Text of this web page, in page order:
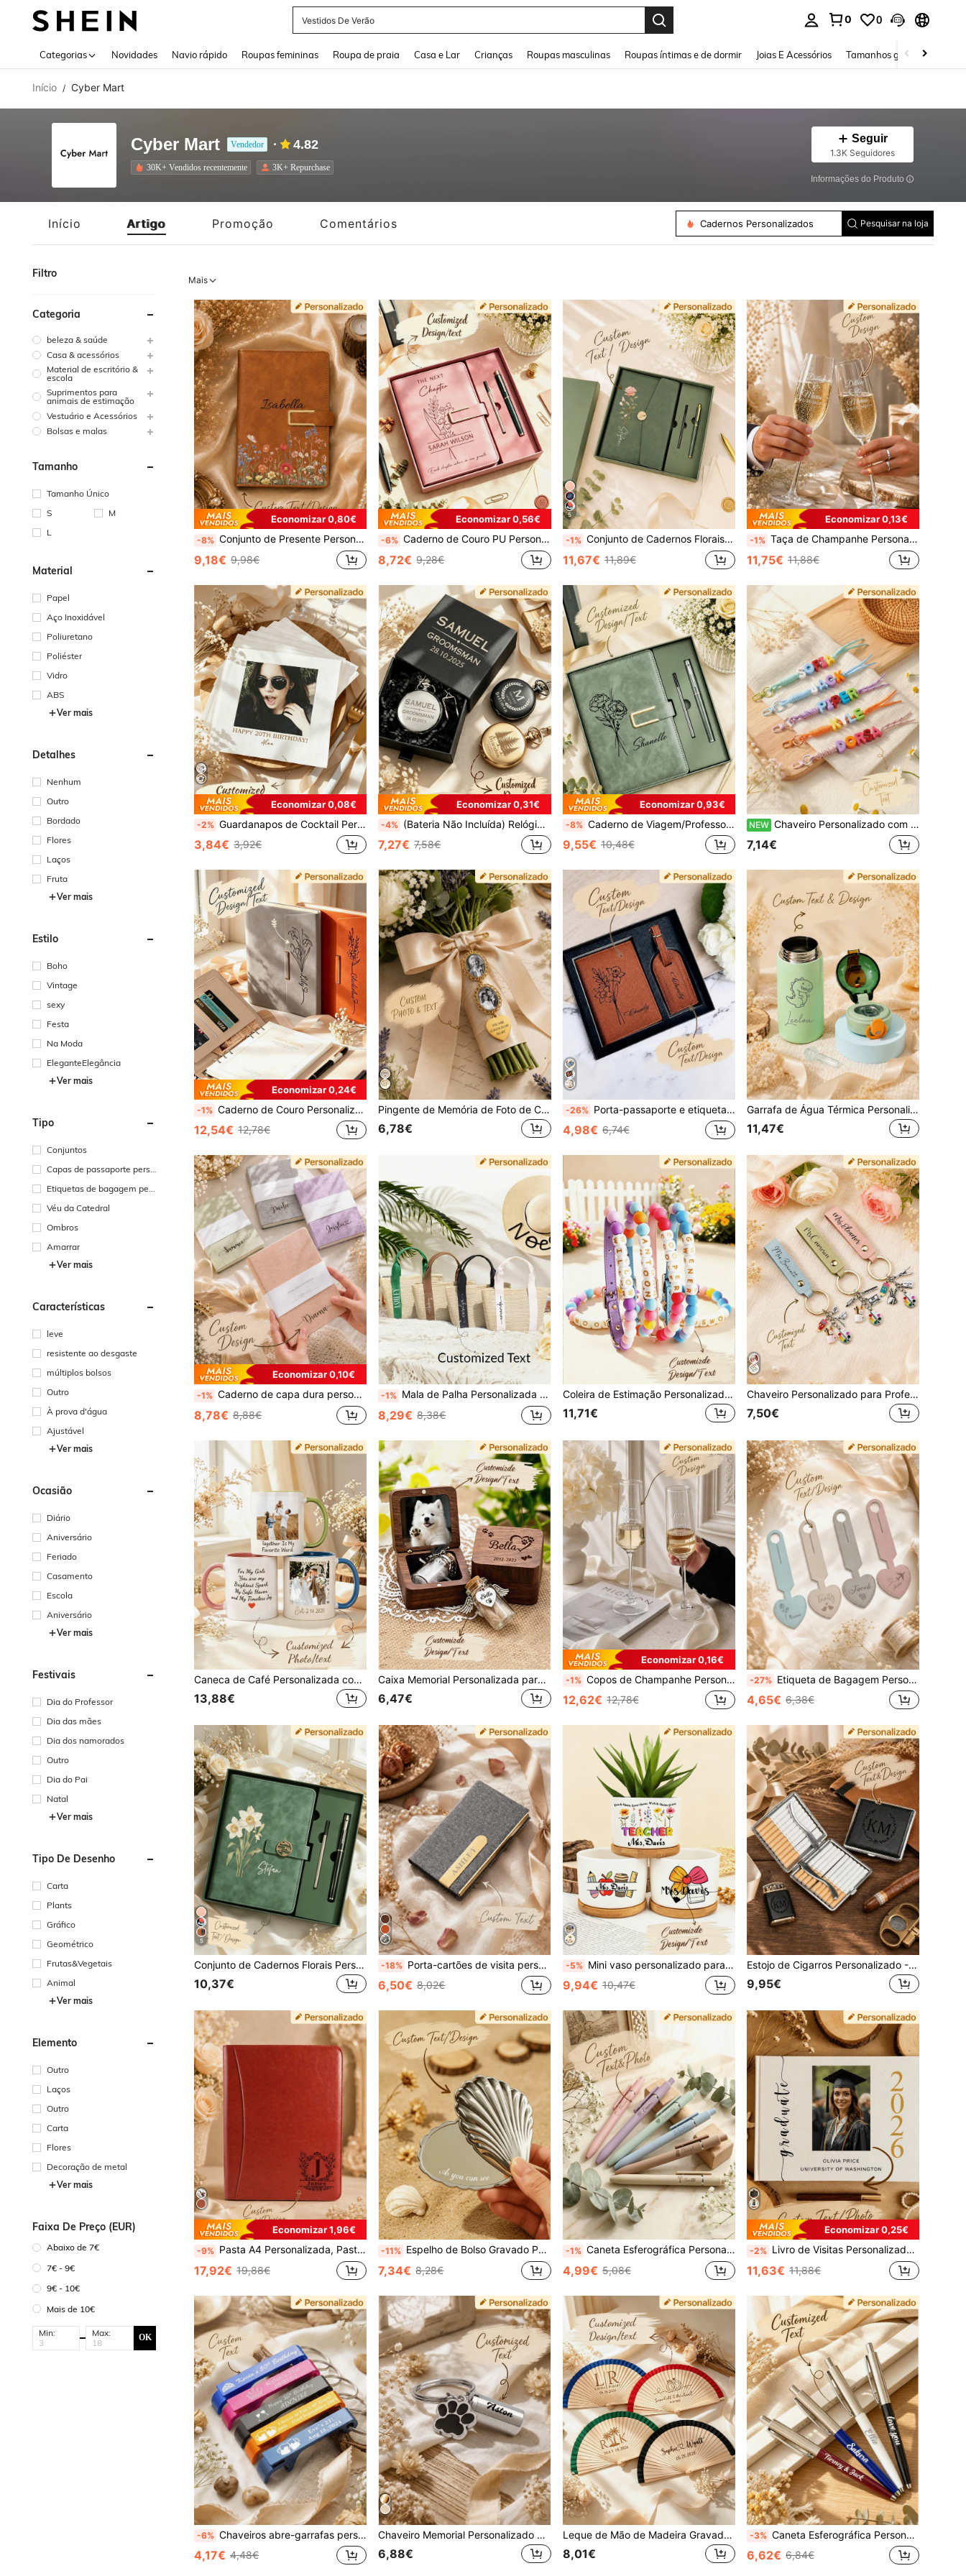
Tops
0 0
Categorias Novidades Navio rápido Roupas femininas Roupa de praia Casa e Lar Crianças Roupas masculinas Roupas íntimas e de dormir Joias E Acessórios Tamanhos grandes
Início / Cyber Mart
Cyber Mart Vendedor 4.82
30K+ Vendidos recentemente 3K+ Repurchase
Seguir
1.3K Seguidores
Informações do Produto
Início Artigo Promoção Comentários
Caixas De Joias Personalizadas
Cadernos Personalizados
Taças De Vinho Personalizadas
Pesquisar na loja
Filtro
Categoria
beleza & saúde
Casa & acessórios
Material de escritório &
escola
Suprimentos para
animais de estimação
Vestuário e Acessórios
Bolsas e malas
Tamanho
Tamanho Único
S
M
L
Material
Papel
Aço Inoxidável
Poliuretano
Poliéster
Vidro
ABS
Ver mais
Detalhes
Nenhum
Outro
Bordado
Flores
Laços
Fruta
Ver mais
Estilo
Boho
Vintage
sexy
Festa
Na Moda
EleganteElegância
Ver mais
Tipo
Conjuntos
Capas de passaporte perso
Etiquetas de bagagem pers
Véu da Catedral
Ombros
Amarrar
Ver mais
Características
leve
resistente ao desgaste
múltiplos bolsos
Outro
À prova d'água
Ajustável
Ver mais
Ocasião
Diário
Aniversário
Feriado
Casamento
Escola
Aniversário
Ver mais
Festivais
Dia do Professor
Dia das mães
Dia dos namorados
Outro
Dia do Pai
Natal
Ver mais
Tipo De Desenho
Carta
Plants
Gráfico
Geométrico
Frutas&Vegetais
Animal
Ver mais
Elemento
Outro
Laços
Outro
Carta
Flores
Decoração de metal
Ver mais
Faixa De Preço (EUR)
Abaixo de 7€
7€ - 9€
9€ - 10€
Mais de 10€
Min: Max: OK
Mais
Economizar 0,80€
-8% Conjunto de Presente Personalizado Premium com Caderno e Caneta, Conjunto de Escrita Elegante, Conjunto de Papelaria de Escritório Estiloso, Presente Ideal para Estudantes e Profissionais, Adolescentes, Estético, Presente de Formatura, Presente Atencioso, Material Escolar, Regresso às Aulas
9,18€ 9,98€
Economizar 0,56€
-6% Caderno de Couro PU Personalizado com Nome, Presente Next Chapter, Diário Personalizado para Viagens, Professor e Igreja, Capa Dura em Pele Sintética, Presente de Formatura, Dia da Mãe, Dia do Pai e Aniversário, Material Escolar, Regresso às Aulas, Multiusos, Decorativo, Estético
8,72€ 9,28€
5
-1% Conjunto de Cadernos Florais Personalizados para Aniversário, Diário com Nome Gravado Personalizado com Caneta e Caixa de Presente, Caderno A5 com Fecho de Pressão, Adequado para Mulheres, Damas de Honra, Professoras e Presentes de Formatura, Material Escolar
11,67€ 11,89€
Economizar 0,13€
-1% Taça de Champanhe Personalizada - Taça de Brinde Gravada Personalizada 1 peça/2 peças - Taça de Champanhe de Casamento para Noivo e Noiva - Presente de Aniversário para Casal, Presente Perfeito
11,75€ 11,88€
Economizar 0,08€
-2% Guardanapos de Cocktail Personalizados com Foto e Texto - Guardanapos Personalizados para Decoração de Festa de Aniversário, Adequados para Todas as Idades Guardanapos de Feliz Aniversário, Perfeitos para Mesa de Bolo, Bar de Sobremesas, Churrasco, Festa, Brunch
3,84€ 3,92€
Economizar 0,31€
-4% (Bateria Não Incluída) Relógio de Bolso Personalizado Gravado, Presente Elegante para Padrinho, Melhor Presente para Homem, Presente de Pedido de Casamento, Memorial com Corrente e Caixa de Presente, Estética de Penteadeira, Estética Dark Academia, Presente para o Dia do Pai, Presente de Aniversário
7,27€ 7,58€
Economizar 0,93€
-8% Caderno de Viagem/Professor em Pele PU com Nome Personalizado, Diário de Capa Dura, Presente de Formatura/Dia da Mãe, Material Escolar, Regresso às Aulas, Multifuncional, Moderno, Fofo, Vintage, Presente Personalizado
9,55€ 10,48€
NEW Chaveiro Personalizado com Nome Colorido, Etiqueta Personalizada para Mochila, Charmosa Bolsa com Contas Fofas, Pendente de Letra, Presente de Aniversário/Regresso às Aulas/Madrinha de Casamento/Mãe da Equipa
7,14€
Economizar 0,24€
-1% Caderno de Couro Personalizado com Nome, Conjunto de Diário A5 de Folhas Soltas Personalizado com Caneta a Combinar, Dia do Professor, Formatura, Presente de Papelaria de Escritório, Material Escolar
12,54€ 12,78€
Pingente de Memória de Foto de Casamento, Alfinete de Lembrança para Buquê de Noiva, Broche Memorial para Noivo, Recordação de Casamento de Luto, Pingente de Foto Memento
6,78€
-26% Porta-passaporte e etiqueta de bagagem personalizados, carteira de passaporte personalizada, presente, presente de viagem para ela, convite para padrinho, acessórios de viagem, artigos essenciais de viagem, bloqueio
4,98€ 6,74€
Garrafa de Água Térmica Personalizada com Desenho Animado - Copo Térmico de Aço Inoxidável com Palhinha, Gravação Personalizada, Adequado para Escola, Exterior e Uso Diário, Copo Térmico Mini Fofo com Palhinha e Tampa, Estética Minimalista
11,47€
Economizar 0,10€
-1% Caderno de capa dura personalizado com nome - Elegante caderno de linho com monograma em letra cursiva, opção de presente com texto personalizado, ideal para madrinhas, padrinhos, aniversários, formaturas e lembrancinhas de casamento, perfeito para anotações diárias, uso no escritório e na escola.
8,78€ 8,88€
-1% Mala de Palha Personalizada – Mala de Mão Trançada com Texto Personalizado, Ideal para Férias na Praia, Presentes para Madrinhas, Chá de Noiva
8,29€ 8,38€
Coleira de Estimação Personalizada com Missangas e Fivela, Coleira de Identificação Personalizada com Nome para Cão e Gato, Colar de Estimação com Missangas Adequado para Cães e Gatos, Ajustável, Coleira de Identificação de Estimação Impermeável
11,71€
Chaveiro Personalizado para Professor, Presente de Agradecimento ao Professor, Chaveiro de Couro com Nome Personalizado, Presente de Volta às Aulas, Presente de Fim de Ano para Professor
7,50€
Caneca de Café Personalizada com Foto e Texto, Impressão Dupla Face, Caneca com Imagem Personalizada, Ideia de Presente Única para Aniversário, Natal, Dia da Mãe, Dia do Pai, Presente Único para Marido, Esposa, Melhor Amigo, Avó, Avô, Uso em Casa, Escritório e Viagens
13,88€
Caixa Memorial Personalizada para Cinzas de Animais de Estimação, Presente Personalizado para Perda de Gato ou Cão, Recordação Gravada com Pelo de Animal de Estimação, Presente Memorial de Condolências por Perda de Animal de Estimação
6,47€
Economizar 0,16€
-1% Copos de Champanhe Personalizados, Nome, Data e Padrão Colorido Personalizados, Copos de Brinde com Decalque de Vinil, Adequados para Casamento, Aniversário, Noivado, Pedido de Casamento ou Presente Romântico, Copo Único ou Conjunto de 2 Peças Disponível, Presente para Noivo e Noiva, Copos Estilo Casal
12,62€ 12,78€
-27% Etiqueta de Bagagem Personalizada em Forma de Coração - Etiquetas de Nome em Pele e Cartões de Embarque para Malas, com Padrões Incluindo Aviões e Pássaros
4,65€ 6,38€
5
Conjunto de Cadernos Florais Personalizados para Aniversário, Caderno com Nome Gravado Personalizado com Caneta e Caixa de Presente, Caderno A5 com Fecho de Pressão, Adequado para Mulheres, Damas de Honra, Professoras e Presentes de Formatura, Material Escolar
10,37€
-18% Porta-cartões de visita personalizado com textura de tecido, estojo de bolso ultrafino em metal dourado/prateado, organizador de cartões de visita com nome gravado personalizado, porta-cartões profissional de escritório para homem e mulher,
6,50€ 8,02€
-5% Mini vaso personalizado para professores, com impressão do nome do professor, mini vaso personalizado com laço, mini vaso para o Dia dos Professores, presente personalizado para professores, presente de volta às aulas para professores, agradecimento ao professor, presente para professores da escola, vaso de presente de agradecimento ao professor, multifuncional, decorativo, reutilizável, requintado, moderno, de alta qualidade, colorido, exclusivo, presente ideal para ele, presente ideal para ela, estampa impressa
9,94€ 10,47€
Estojo de Cigarros Personalizado - Estojo de Cigarros em Pele Gravado Personalizado, Porta-Cigarros de Metal Unissexo, Presente Único para Padrinho de Casamento, Presente de Aniversário, Presente de Moda para Fumadores, Acessório de Fumo Elegante, Caixa de Tabaco Personalizável
9,95€
Economizar 1,96€
-9% Pasta A4 Personalizada, Pasta de Negócios Portátil com Fecho de Correr, Pasta de Couro Vegano, Pasta para Reuniões, Pasta Masculina para
17,92€ 19,88€
-11% Espelho de Bolso Gravado Personalizado, Texto e Padrão Personalizados, Espelho de Mão em Aço Inoxidável de Alto Brilho, Formato de Coração/Nuvem, Presente de Dia da Mãe para a Mãe, Presente para Dama de Honra, Lembrança de Casamento, Presente de Aniversário
7,34€ 8,28€
-1% Caneta Esferográfica Personalizada com Impressão UV Estilo Morandi, Material de Escritório e Escolar, Presente de Formatura, para Professor, Feriados e Regresso às Aulas
4,99€ 5,08€
Economizar 0,25€
-2% Livro de Visitas Personalizado para Formatura 2026 - Decoração para Festa de Formatura da Faculdade e do Ensino Secundário, Livro de Visitas Personalizado, Álbum de Recordações com Desejos e Conselhos da Turma de 2026
11,63€ 11,88€
-6% Chaveiros abre-garrafas personalizados, lembranças de festa de aniversário gravadas personalizadas em lote, artigos para festa de 21º 30º 40º 50º aniversário, abre-cervejas, essenciais de cozinha, presente de casamento
4,17€ 4,48€
Chaveiro Memorial Personalizado para Animais de Estimação (Adequado para Todos os Animais de Estimação) - Urna Gravada Personalizada com Impressão de Pata, Pequena Urna de Metal para Recordação, para Lembrar Cães e Gatos Queridos, Consolação para Donos de Animais de Estimação (Várias Cores Disponíveis)
6,88€
Leque de Mão de Madeira Gravado Personalizado, Leque de Casamento com Inicial Personalizada, Adequado para Presentes de Noiva e Madrinha, Leque de Lembrança para Convidados/Casamento, Leque Romântico de Verão para Casamento e Evento Especial, Leque Dobrável de Mão, Presente Único para Madrinha/Padrinho de Evento Especial
8,01€
-3% Caneta Esferográfica Personalizável de Aço Inoxidável à Base de Água, Pode Ser Gravada com Texto ou Impressa com Padrões Fofos, Adequada para o Dia do Professor, Escritório Escolar, Época de Formatura e Outras Ocasiões, Presente de Agradecimento ao Professor, Presente de Volta às Aulas. Pode Ser Gravada com Nomes Únicos e Padrões Fofos Sazonais
6,62€ 6,84€